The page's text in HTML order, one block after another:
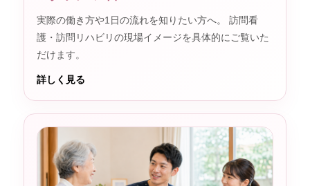
実際の働き方や1日の流れを知りたい方へ。 訪問看
護・訪問リハビリの現場イメージを具体的にご覧いた
だけます。
詳しく見る